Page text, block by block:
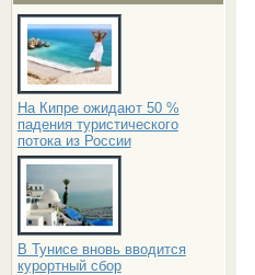
На Кипре ожидают 50 %
падения туристического
потока из России
В Тунисе вновь вводится
курортный сбор